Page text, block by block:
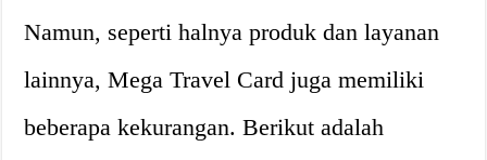
Namun, seperti halnya produk dan layanan
lainnya, Mega Travel Card juga memiliki
beberapa kekurangan. Berikut adalah